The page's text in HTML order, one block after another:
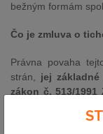
bežným formám
Čo je zmluva o
Právna povaha
strán, jej
zákon č. 513/
(ďalej len
Predmetom